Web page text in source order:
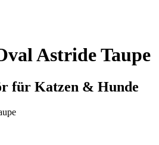
Astride Taupe
für Katzen & Hunde